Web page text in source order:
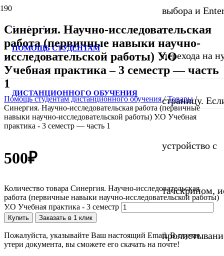
ПОМОЩЬ СТУДЕНТАМ
ДИСТАНЦИОННОГО ОБУЧЕНИЯ
выбора и
перехода на
страницу.
устройство с
тачскрином,
Синергия. Научно-исследовательская
работа (первичные навыки научно-
исследовательской работы) У.О
Учебная практика – 3 семестр — часть
1
Помощь студентам дистанционного обучения/Товары/
Синергия. Научно-исследовательская работа (первичные
навыки научно-исследовательской работы) У.О Учебная
практика - 3 семестр — часть 1
500₽
Количество товара Синергия. Научно-исследовательская
работа (первичные навыки научно-исследовательской работы)
У.О Учебная практика - 3 семестр
Купить Заказать в 1 клик
Пожалуйста, указывайте Ваш настоящий Email. В случае
утери документа, вы сможете его скачать на почте!